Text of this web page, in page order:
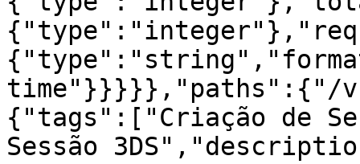
time"}}}}},"paths":{"/
{"tags":["Criação de
Sessão